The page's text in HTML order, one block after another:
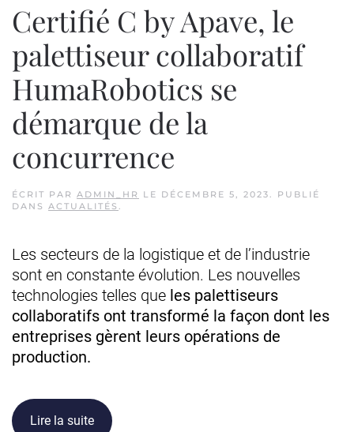
Certifié C by Apave, le
palettiseur collaboratif
HumaRobotics se
démarque de la
concurrence
ÉCRIT PAR ADMIN_HR LE DÉCEMBRE 5, 2023. PUBLIÉ
DANS ACTUALITÉS .
Les secteurs de la logistique et de l’industrie
sont en constante évolution. Les nouvelles
technologies telles que les palettiseurs
collaboratifs ont transformé la façon dont les
entreprises gèrent leurs opérations de
production.
Lire la suite